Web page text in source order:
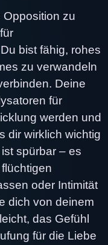
zu
bist fähig, rohes
zu verwandeln
Deine
für
werden und
dir wirklich wichtig
spürbar – es
oder Intimität
dich von deinem
das Gefühl
für die Liebe